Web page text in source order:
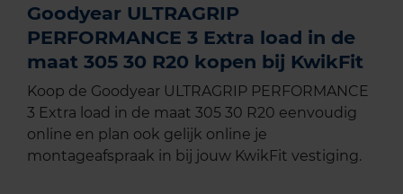
Goodyear ULTRAGRIP
PERFORMANCE 3 Extra load in de
maat 305 30 R20 kopen bij KwikFit
Koop de Goodyear ULTRAGRIP PERFORMANCE
3 Extra load in de maat 305 30 R20 eenvoudig
online en plan ook gelijk online je
montageafspraak in bij jouw KwikFit vestiging.